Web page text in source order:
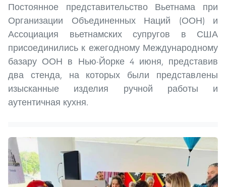
Постоянное представительство Вьетнама при
Организации Объединенных Наций (ООН) и
Ассоциация вьетнамских супругов в США
присоединились к ежегодному Международному
базару ООН в Нью-Йорке 4 июня, представив
два стенда, на которых были представлены
изысканные изделия ручной работы и
аутентичная кухня.